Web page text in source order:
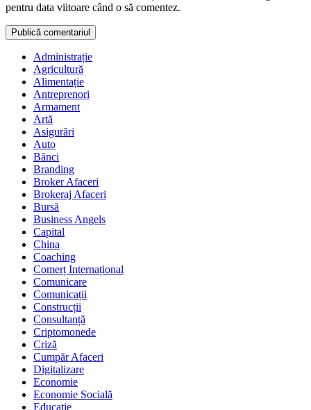
pentru data viitoare când o să comentez.
Administrație
Agricultură
Alimentație
Antreprenori
Armament
Artă
Asigurări
Auto
Bănci
Branding
Broker Afaceri
Brokeraj Afaceri
Bursă
Business Angels
Capital
China
Coaching
Comerț Internațional
Comunicare
Comunicații
Construcții
Consultanță
Criptomonede
Criză
Cumpăr Afaceri
Digitalizare
Economie
Economie Socială
Educație